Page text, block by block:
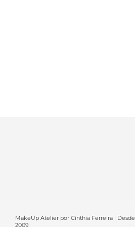
MakeUp Atelier por Cinthia Ferreira | Desde
2009